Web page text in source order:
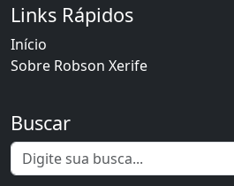
Links Rápidos
Início
Sobre Robson Xerife
Buscar